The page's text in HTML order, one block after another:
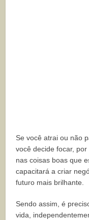
Se você atrai ou não
você decide focar,
nas coisas boas que
capacitará a criar
futuro mais brilhante.
Sendo assim, é
vida,